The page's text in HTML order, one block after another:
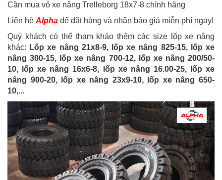
Cần mua vỏ xe nâng Trelleborg 18x7-8 chính hãng
Liên hệ Alpha để đặt hàng và nhận báo giá miễn phí ngay!
Quý khách có thể tham khảo thêm các size lốp xe nâng
khác: Lốp xe nâng 21x8-9, lốp xe nâng 825-15, lốp xe
nâng 300-15, lốp xe nâng 700-12, lốp xe nâng 200/50-
10, lốp xe nâng 16x6-8, lốp xe nâng 16.00-25, lốp xe
nâng 900-20, lốp xe nâng 23x9-10, lốp xe nâng 650-
10,...